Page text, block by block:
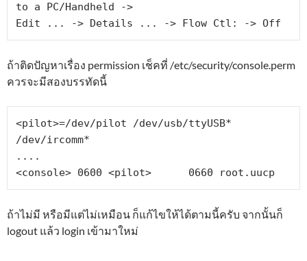
to a PC/Handheld ->
Edit ... -> Details ... -> Flow Ctl: -> Off
ถ้าติดปัญหาเรื่อง permission เช็คที่ /etc/security/console.perm
ควรจะมีสองบรรทัดนี้
<pilot>=/dev/pilot /dev/usb/ttyUSB*
/dev/ircomm*
....
<console> 0600 <pilot>      0660 root.uucp
ถ้าไม่มี หรือมีแต่ไม่เหมือน ก็แก้ไขให้ได้ตามนี้ครับ จากนั้นก็
logout แล้ว login เข้ามาใหม่